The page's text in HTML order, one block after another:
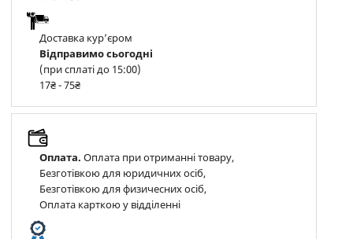
Доставка курʼєром
Відправимо сьогодні
(при сплаті до 15:00)
17₴ - 75₴
Оплата. Оплата при отриманні товару,
Безготівкою для юридичних осіб,
Безготівкою для физичесних осіб,
Оплата карткою у відділенні